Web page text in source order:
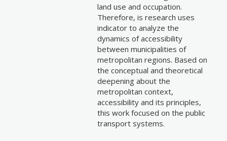
land use and occupation.
Therefore, is research uses
indicator to analyze the
dynamics of accessibility
between municipalities of
metropolitan regions. Based on
the conceptual and theoretical
deepening about the
metropolitan context,
accessibility and its principles,
this work focused on the public
transport systems.